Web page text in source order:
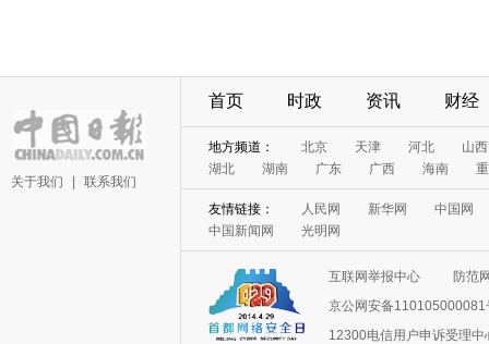
关于我们 联系我们
首页 时政 资讯 财经
地方频道： 北京 天津 河北
山西
湖北
湖南 广东 广西 海南
友情链接： 人民网 新华网
中国网
中国新闻网
光明网
互联网举报中心
防范
京公网安备110105000081
12300电信用户申诉受理中